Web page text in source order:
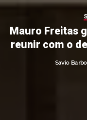
Mauro Freitas
reunir com o
Posted
Savio